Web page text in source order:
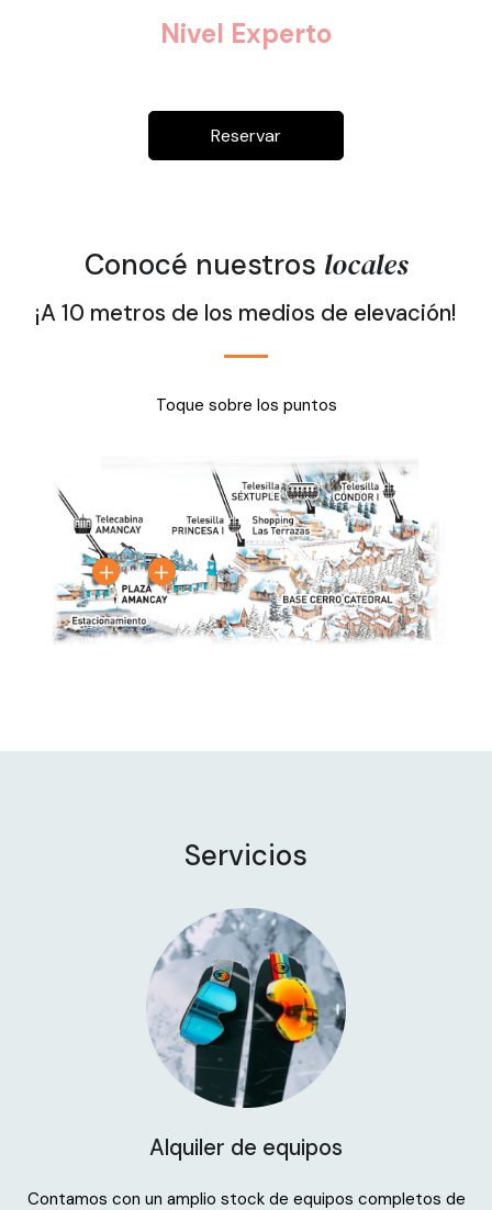
Nivel Experto
Reservar
Conocé nuestros locales
¡A 10 metros de los medios de elevación!
Toque sobre los puntos
Servicios
Alquiler de equipos
Contamos con un amplio stock de equipos completos de